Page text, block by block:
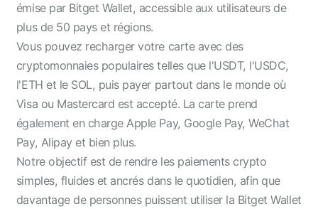
émise par Bitget Wallet, accessible aux utilisateurs de
plus de 50 pays et régions.
Vous pouvez recharger votre carte avec des
cryptomonnaies populaires telles que l'USDT, l'USDC,
l'ETH et le SOL, puis payer partout dans le monde où
Visa ou Mastercard est accepté. La carte prend
également en charge Apple Pay, Google Pay, WeChat
Pay, Alipay et bien plus.
Notre objectif est de rendre les paiements crypto
simples, fluides et ancrés dans le quotidien, afin que
davantage de personnes puissent utiliser la Bitget Wallet